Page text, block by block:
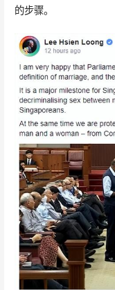
的步骤。